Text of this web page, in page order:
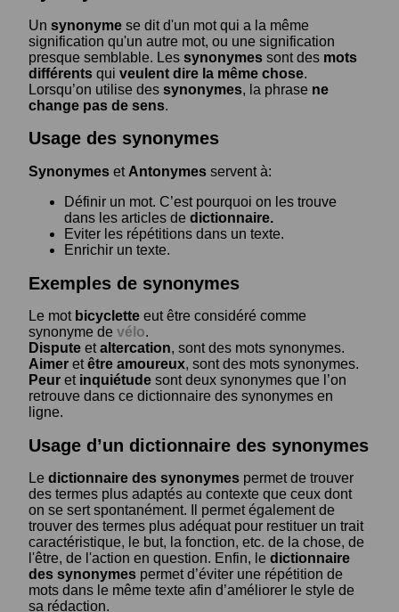
Un synonyme se dit d'un mot qui a la même
signification qu'un autre mot, ou une signification
presque semblable. Les synonymes sont des mots
différents qui veulent dire la même chose.
Lorsqu’on utilise des synonymes, la phrase ne
change pas de sens.
Usage des synonymes
Synonymes et Antonymes servent à:
Définir un mot. C’est pourquoi on les trouve
dans les articles de dictionnaire.
Eviter les répétitions dans un texte.
Enrichir un texte.
Exemples de synonymes
Le mot bicyclette eut être considéré comme
synonyme de vélo.
Dispute etaltercation, sont des mots synonymes.
Aimer etêtre amoureux, sont des mots synonymes.
Peur et inquiétude sont deux synonymes que l’on
retrouve dans ce dictionnaire des synonymes en
ligne.
Usage d’un dictionnaire des synonymes
Le dictionnaire des synonymes permet de trouver
des termes plus adaptés au contexte que ceux dont
on se sert spontanément. Il permet également de
trouver des termes plus adéquat pour restituer un trait
caractéristique, le but, la fonction, etc. de la chose, de
l'être, de l'action en question. Enfin, le dictionnaire
des synonymes permet d’éviter une répétition de
mots dans le même texte afin d’améliorer le style de
sa rédaction.